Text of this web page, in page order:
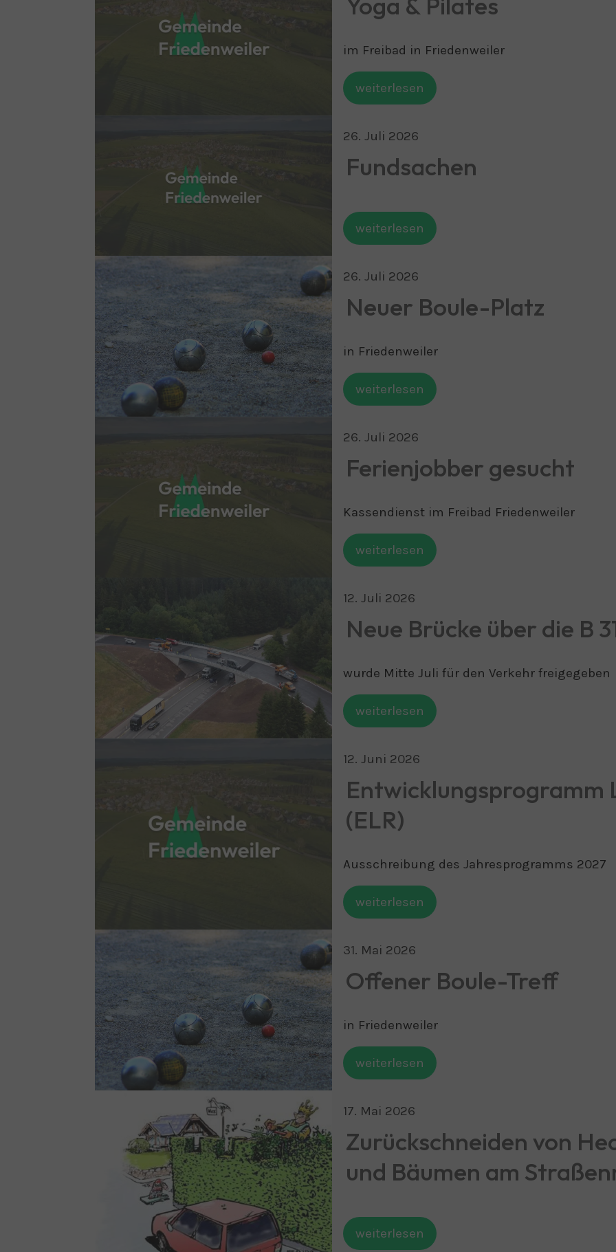
im Freibad in Friedenweiler
weiterlesen
26.Juli 2026
Fundsachen
weiterlesen
26.Juli 2026
Neuer Boule-Platz
in Friedenweiler
weiterlesen
26.Juli 2026
Ferienjobber gesucht
Kassendienst im Freibad Friedenweiler
weiterlesen
12.Juli 2026
Neue Brücke über die B
wurde Mitte Juli für den Verkehr freigegeben
weiterlesen
12.Juni 2026
Entwicklungsprogramm
(ELR)
Ausschreibung des Jahresprogramms 2027
weiterlesen
31. Mai 2026
Offener Boule-Treff
in Friedenweiler
weiterlesen
17. Mai 2026
Zurückschneiden von
und Bäumen am
weiterlesen